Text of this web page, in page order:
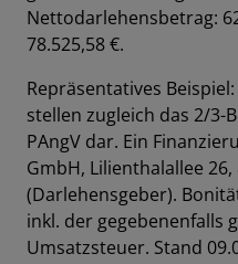
Nettodarlehensbetrag:
78.525,58 €.
Repräsentatives
stellen zugleich das 2/3-
PAngV dar. Ein
GmbH, Lilienthalallee
(Darlehensgeber).
inkl. der gegebenenfalls
Umsatzsteuer. Stand